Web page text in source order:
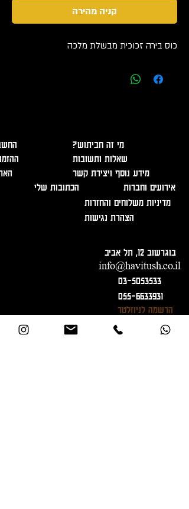
קניה מהירה
כוס בירה זכוכית מבשלת מלכה
הכתובות שלי
?מי זה חביתוש
שאלות ותשובות
מידע נוסף ויצירת קשר
אירועים וחברות
מדיניות משלוחים והחזרות
הצהרת נגישות
בוגרשוב 12, תל אביב
info@havitush.co.il
03-5053533
055-6633931
הרשמה לניוזלטר